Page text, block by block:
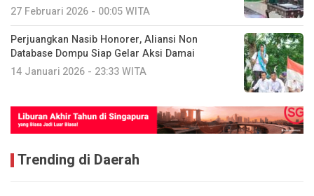
27 Februari 2026 - 00:05 WITA
Perjuangkan Nasib Honorer, Aliansi Non
Database Dompu Siap Gelar Aksi Damai
14 Januari 2026 - 23:33 WITA
Trending di Daerah